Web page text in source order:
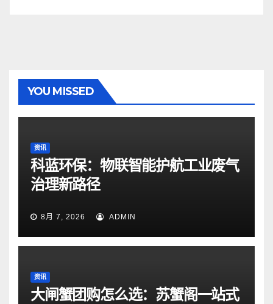
YOU MISSED
资讯
科蓝环保：物联智能护航工业废气
治理新路径
8月 7, 2026 ADMIN
资讯
大闸蟹团购怎么选：苏蟹阁一站式